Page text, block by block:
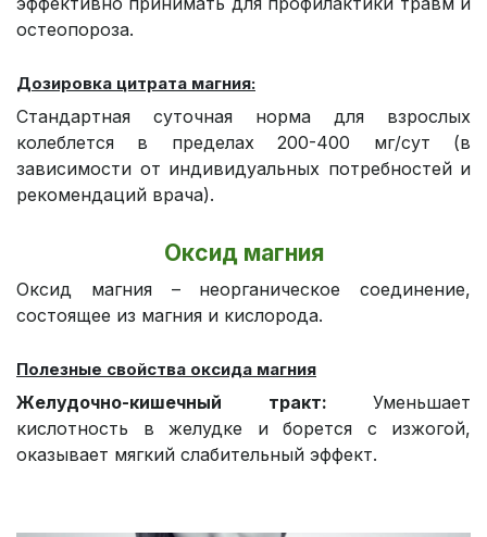
остеопороза.
Дозировка цитрата магния:
Стандартная суточная норма для взрослых
колеблется в пределах 200-400 мг/сут (в
зависимости от индивидуальных потребностей и
рекомендаций врача).
Оксид магния
Оксид магния – неорганическое соединение,
состоящее из магния и кислорода.
Полезные свойства оксида магния
Желудочно-кишечный тракт: Уменьшает
кислотность в желудке и борется с изжогой,
оказывает мягкий слабительный эффект.